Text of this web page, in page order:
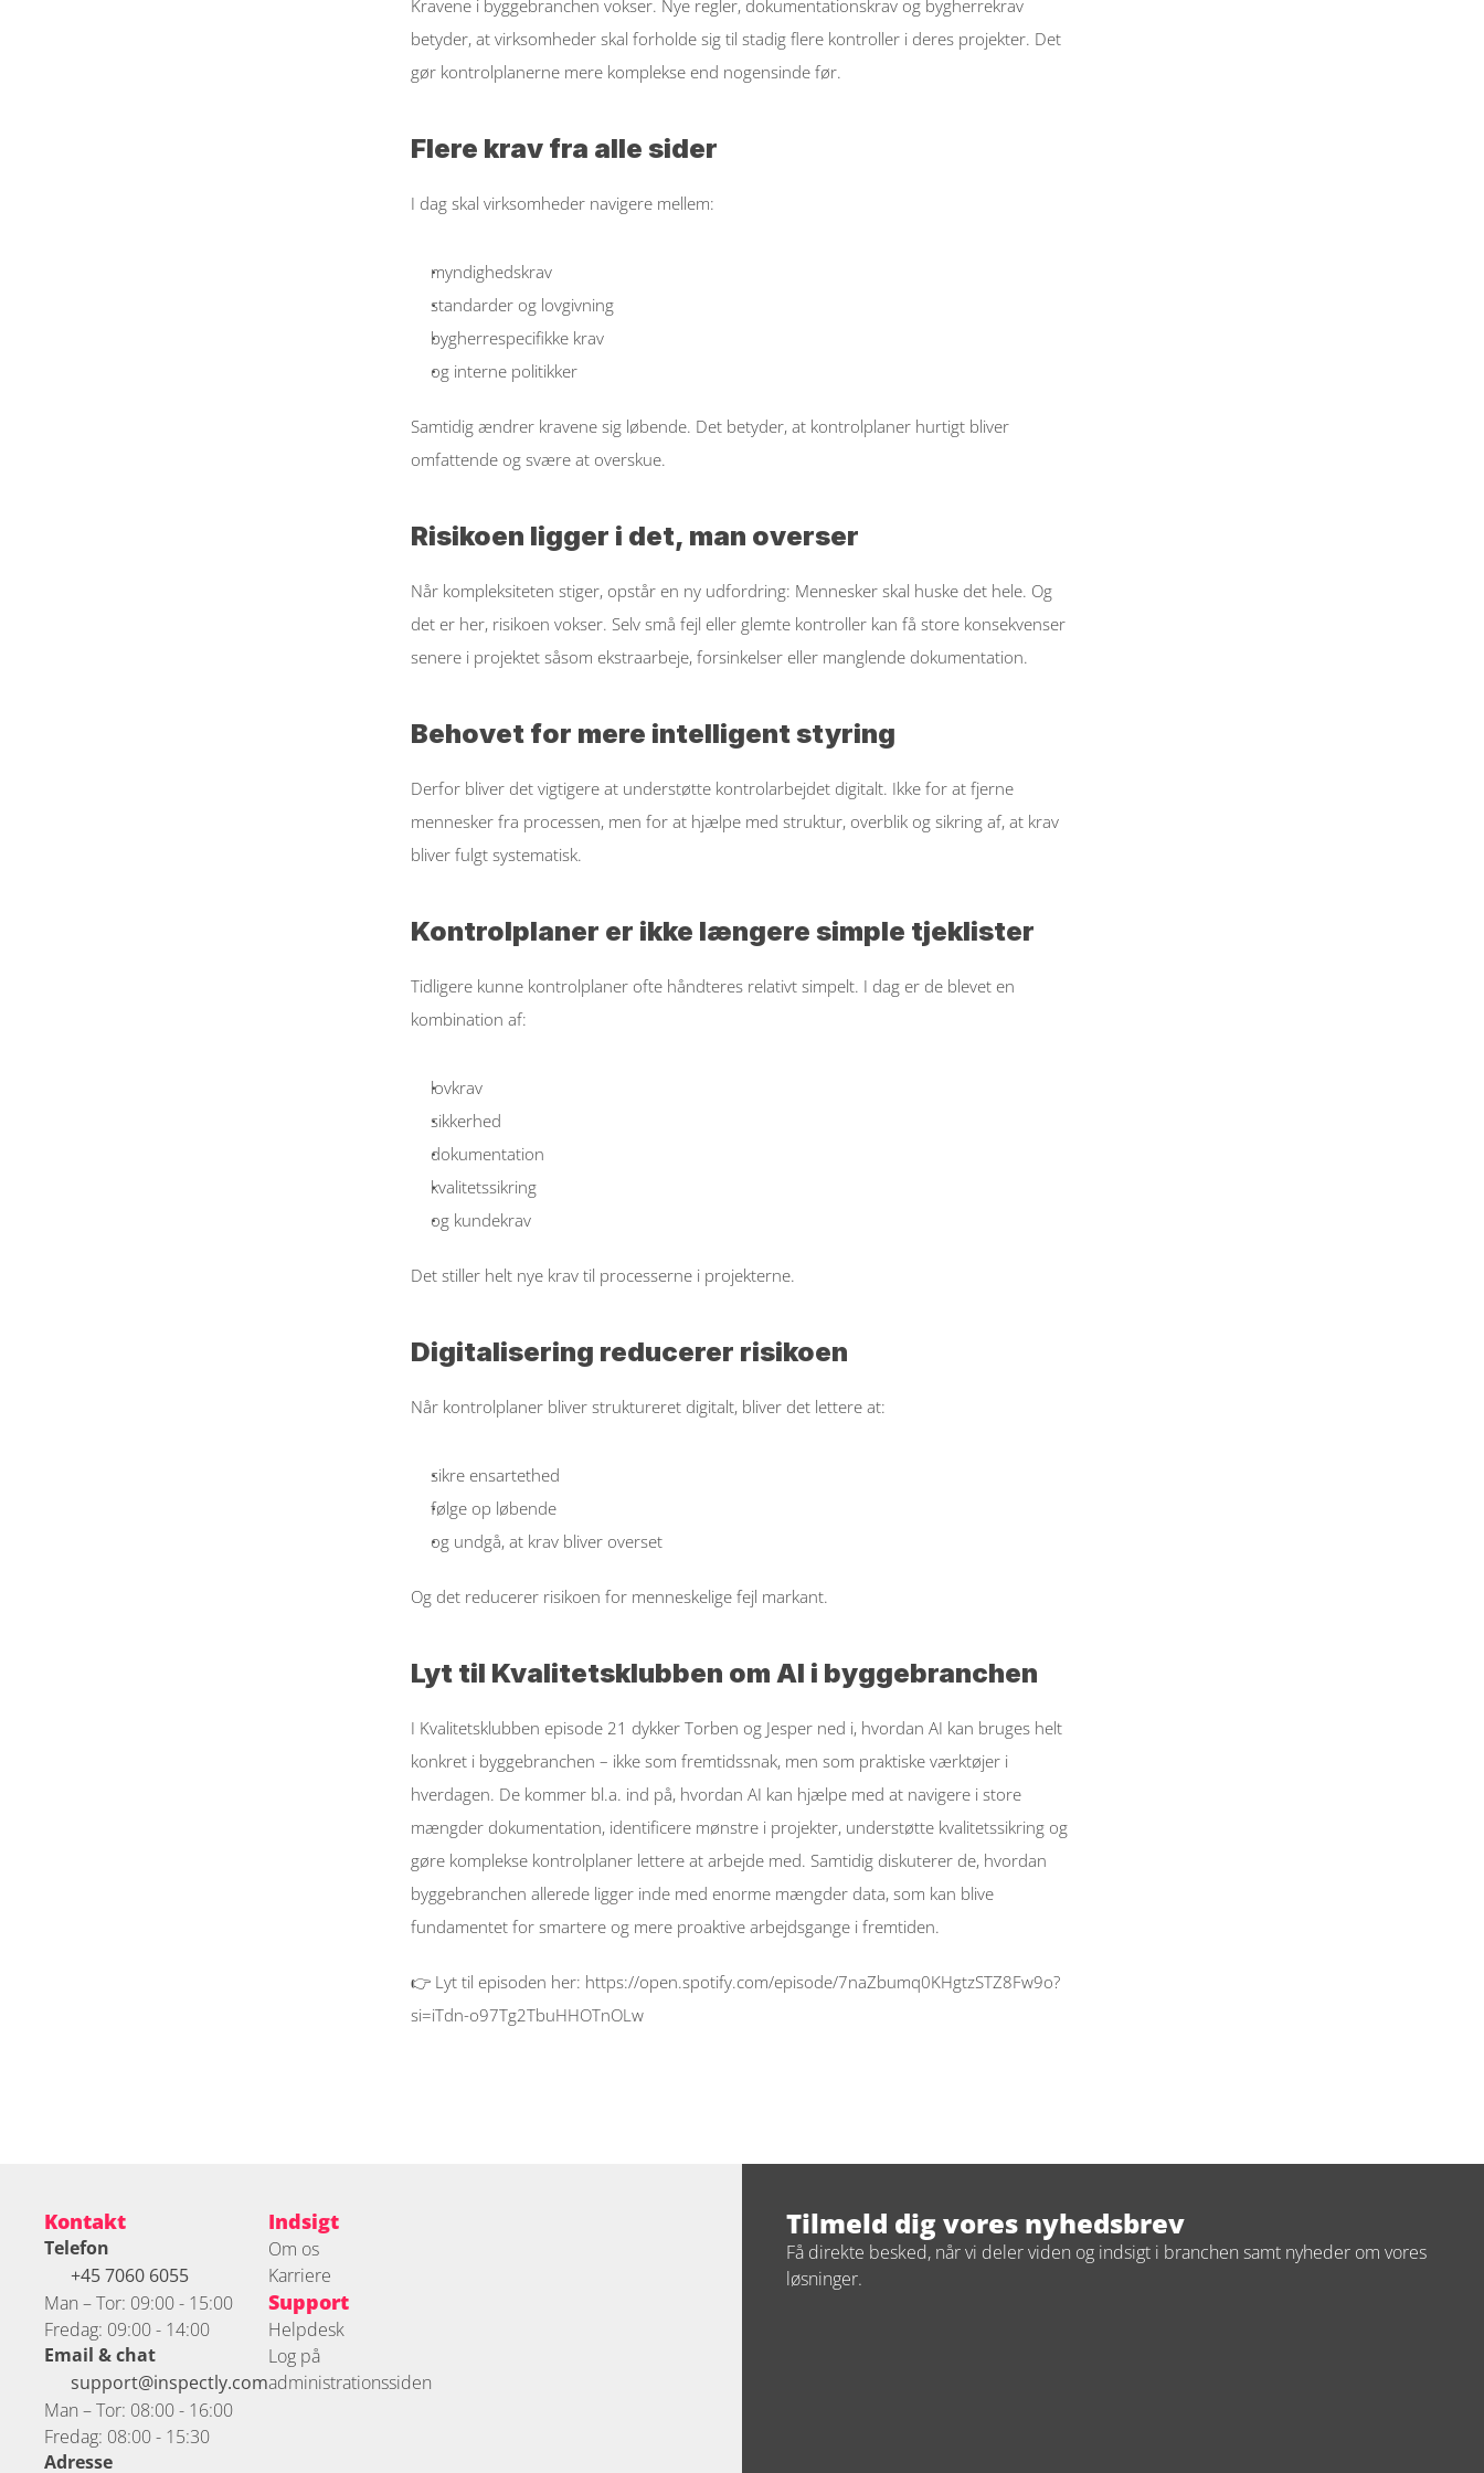
Kravene i byggebranchen vokser. Nye regler, dokumentationskrav og bygherrekrav
betyder, at virksomheder skal forholde sig til stadig flere kontroller i deres projekter. Det
gør kontrolplanerne mere komplekse end nogensinde før.
Flere krav fra alle sider
I dag skal virksomheder navigere mellem:
myndighedskrav
standarder og lovgivning
bygherrespecifikke krav
og interne politikker
Samtidig ændrer kravene sig løbende. Det betyder, at kontrolplaner hurtigt bliver
omfattende og svære at overskue.
Risikoen ligger i det, man overser
Når kompleksiteten stiger, opstår en ny udfordring: Mennesker skal huske det hele. Og
det er her, risikoen vokser. Selv små fejl eller glemte kontroller kan få store konsekvenser
senere i projektet såsom ekstraarbeje, forsinkelser eller manglende dokumentation.
Behovet for mere intelligent styring
Derfor bliver det vigtigere at understøtte kontrolarbejdet digitalt. Ikke for at fjerne
mennesker fra processen, men for at hjælpe med struktur, overblik og sikring af, at krav
bliver fulgt systematisk.
Kontrolplaner er ikke længere simple tjeklister
Tidligere kunne kontrolplaner ofte håndteres relativt simpelt. I dag er de blevet en
kombination af:
lovkrav
sikkerhed
dokumentation
kvalitetssikring
og kundekrav
Det stiller helt nye krav til processerne i projekterne.
Digitalisering reducerer risikoen
Når kontrolplaner bliver struktureret digitalt, bliver det lettere at:
sikre ensartethed
følge op løbende
og undgå, at krav bliver overset
Og det reducerer risikoen for menneskelige fejl markant.
Lyt til Kvalitetsklubben om AI i byggebranchen
I Kvalitetsklubben episode 21 dykker Torben og Jesper ned i, hvordan AI kan bruges helt
konkret i byggebranchen – ikke som fremtidssnak, men som praktiske værktøjer i
hverdagen. De kommer bl.a. ind på, hvordan AI kan hjælpe med at navigere i store
mængder dokumentation, identificere mønstre i projekter, understøtte kvalitetssikring og
gøre komplekse kontrolplaner lettere at arbejde med. Samtidig diskuterer de, hvordan
byggebranchen allerede ligger inde med enorme mængder data, som kan blive
fundamentet for smartere og mere proaktive arbejdsgange i fremtiden.
👉 Lyt til episoden her: https://open.spotify.com/episode/7naZbumq0KHgtzSTZ8Fw9o?
si=iTdn-o97Tg2TbuHHOTnOLw
Kontakt
Telefon
+45 7060 6055
Man – Tor: 09:00 - 15:00
Fredag: 09:00 - 14:00
Email & chat
support@inspectly.com
Man – Tor: 08:00 - 16:00
Fredag: 08:00 - 15:30
Adresse
Indsigt
Om os
Karriere
Support
Helpdesk
Log på
administrationssiden
Tilmeld dig vores nyhedsbrev
Få direkte besked, når vi deler viden og indsigt i branchen samt nyheder om vores
løsninger.